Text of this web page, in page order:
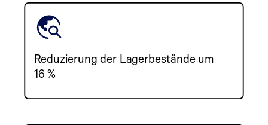
Reduzierung der Lagerbestände um
16 %